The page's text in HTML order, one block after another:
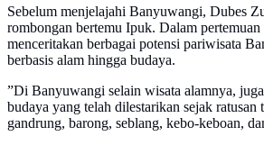
Sebelum menjelajahi Banyuwangi, Dubes
rombongan bertemu Ipuk. Dalam
menceritakan berbagai potensi pariwisata
berbasis alam hingga budaya.
”Di Banyuwangi selain wisata alamnya,
budaya yang telah dilestarikan sejak ratusan
gandrung, barong, seblang, kebo-keboan,